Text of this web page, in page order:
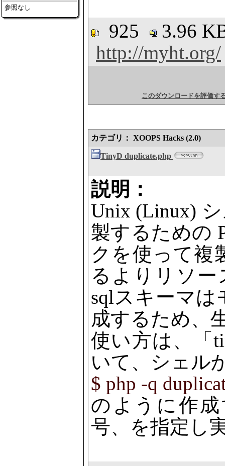
参照なし
925
3.96
http://myht.org/
このダウンロードを評価す
カテゴリ： XOOPS Hacks (2.0)
TinyD duplicate.php
説明：
Unix (Linux)
製するための
クを使って複
るよりリソー
sqlスキーマ
成するため、
使い方は、「
いて、シェル
$ php -q
のように作
号、を指定し